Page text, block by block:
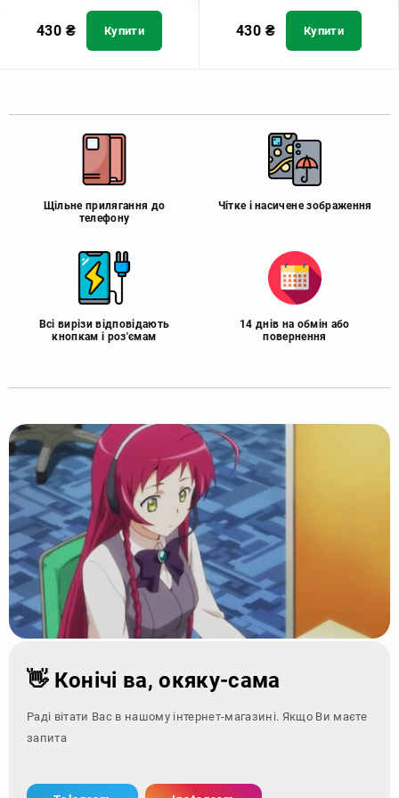
430 ₴ Купити 430 ₴ Купити
Щільне прилягання до
телефону
Чітке і насичене зображення
Всі вирізи відповідають
кнопкам і роз'ємам
14 днів на обмін або
повернення
👋 Конічі ва, окяку-сама
Раді вітати Вас в нашому інтернет-магазині. Якщо Ви маєте
запитання - зверн